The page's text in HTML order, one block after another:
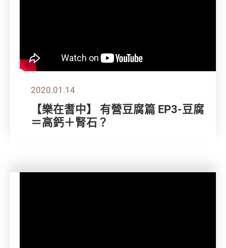
2020.01.14
【樂在耆中】 有營豆腐篇 EP3-豆腐
＝高鈣＋腎石？